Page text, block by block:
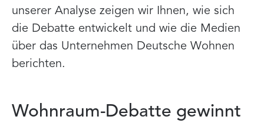
unserer Analyse zeigen wir Ihnen, wie sich
die Debatte entwickelt und wie die Medien
über das Unternehmen Deutsche Wohnen
berichten.
Wohnraum-Debatte gewinnt